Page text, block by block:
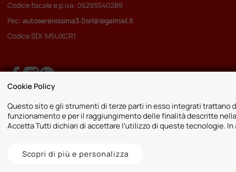
Codice fiscale e p.iva: 05295540289
Pec: autoserenissima3.0srl@legalmail.it
Codice SDI: M5UXCR1
2026 © Autoshop Srl. Tutti i diritti riservati.
Cookie Policy
Questo sito e gli strumenti di terze parti in esso integrati trattano
funzionamento e per il raggiungimento delle finalità descritte
Accetta Tutti dichiari di accettare l'utilizzo di queste tecnologie.
Scopri di più e personalizza